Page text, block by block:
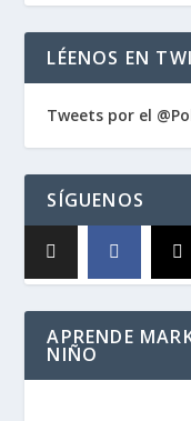
LÉENOS EN
Tweets por el
SÍGUENOS
APRENDE
NIÑO